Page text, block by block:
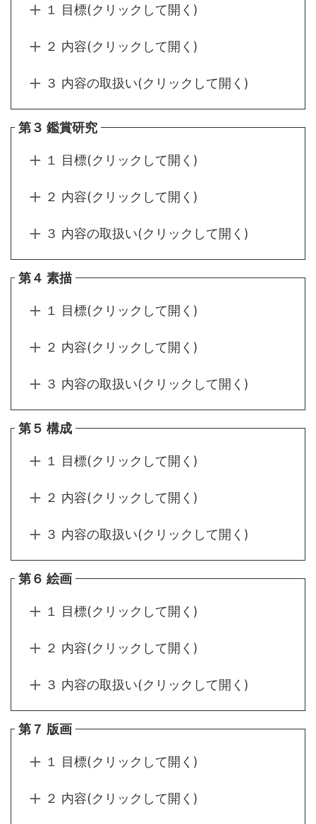
１ 目標(クリックして開く)
２ 内容(クリックして開く)
３ 内容の取扱い(クリックして開く)
第３ 鑑賞研究
１ 目標(クリックして開く)
２ 内容(クリックして開く)
３ 内容の取扱い(クリックして開く)
第４ 素描
１ 目標(クリックして開く)
２ 内容(クリックして開く)
３ 内容の取扱い(クリックして開く)
第５ 構成
１ 目標(クリックして開く)
２ 内容(クリックして開く)
３ 内容の取扱い(クリックして開く)
第６ 絵画
１ 目標(クリックして開く)
２ 内容(クリックして開く)
３ 内容の取扱い(クリックして開く)
第７ 版画
１ 目標(クリックして開く)
２ 内容(クリックして開く)